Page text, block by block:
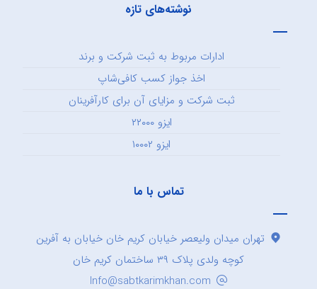
نوشته‌های تازه
ادارات مربوط به ثبت شرکت و برند
اخذ جواز کسب کافی‌شاپ
ثبت شرکت و مزایای آن برای کارآفرینان
ایزو ۲۲۰۰۰
ایزو ۱۰۰۰۲
تماس با ما
تهران میدان ولیعصر خیابان کریم خان خیابان به آفرین
کوچه ولدی پلاک ۳۹ ساختمان کریم خان
Info@sabtkarimkhan.com